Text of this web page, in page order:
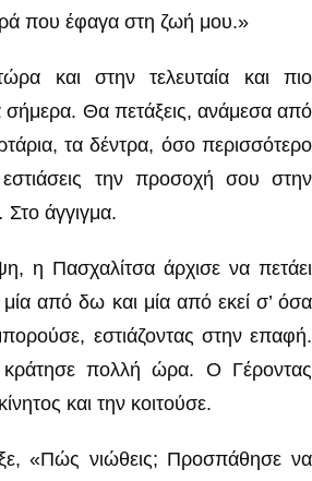
που έφαγα στη ζωή μου.»
και στην τελευταία και πιο
Θα πετάξεις, ανάμεσα από
τα δέντρα, όσο περισσότερο
την προσοχή σου στην
άγγιγμα.
η Πασχαλίτσα άρχισε να πετάει
από δω και μία από εκεί σ’ όσα
εστιάζοντας στην επαφή.
πολλή ώρα. Ο Γέροντας
και την κοιτούσε.
«Πώς νιώθεις; Προσπάθησε να